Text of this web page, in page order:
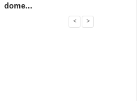
dome...
< >